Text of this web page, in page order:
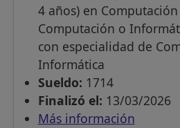
4 años) en
Computación o
con especialidad de
Informática
Sueldo: 1714
Finalizó el: 13/03/2026
Más información